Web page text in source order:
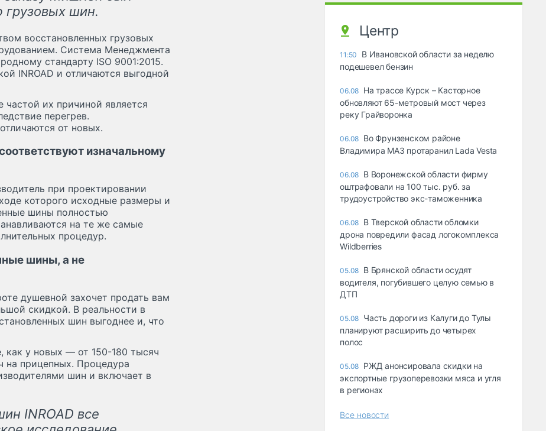
грузовых шин.
восстановленных грузовых
Система Менеджмента
стандарту ISO 9001:2015.
INROAD и отличаются выгодной
их причиной является
перегрев.
от новых.
изначальному
при проектировании
которого исходные размеры и
шины полностью
на те же самые
процедур.
шины, а не
душевной захочет продать вам
скидкой. В реальности в
шин выгоднее и, что
как у новых — от 150-180 тысяч
на прицепных. Процедура
шин и включает в
INROAD все
Центр
11:50
В Ивановской области за неделю
подешевел бензин
06.08 На трассе Курск – Касторное
обновляют 65-метровый мост через
реку Грайворонка
06.08 Во Фрунзенском районе
Владимира МАЗ протаранил Lada Vesta
06.08 В Воронежской области фирму
оштрафовали на 100 тыс. руб. за
трудоустройство экс-таможенника
06.08 В Тверской области обломки
дрона повредили фасад логокомплекса
Wildberries
05.08 В Брянской области осудят
водителя, погубившего целую семью в
ДТП
05.08 Часть дороги из Калуги до Тулы
планируют расширить до четырех
полос
05.08 РЖД анонсировала скидки на
экспортные грузоперевозки мяса и угля
в регионах
Все новости